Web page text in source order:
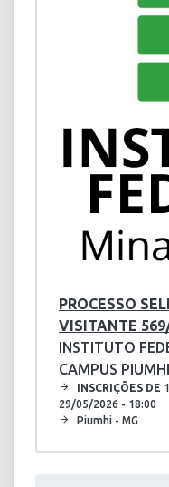
PROCESSO
VISITANTE
INSTITUTO
CAMPUS PIUMHI
INSCRIÇÕES DE
29/05/2026 - 18:00
Piumhi - MG